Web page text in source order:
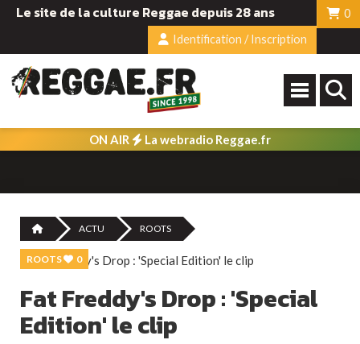
Le site de la culture Reggae depuis 28 ans
0
Identification / Inscription
ON AIR La webradio Reggae.fr
ACTU ROOTS
ROOTS 0
Fat Freddy's Drop : 'Special
Edition' le clip